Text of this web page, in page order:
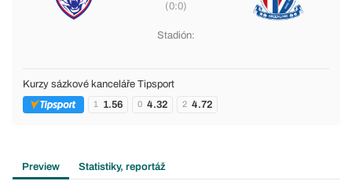
(0:0)
Stadión:
Kurzy sázkové kanceláře Tipsport
1 1.56 0 4.32 2 4.72
Preview Statistiky, reportáž